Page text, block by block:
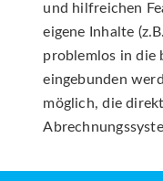
und hilfreichen
eigene Inhalte
problemlos in die
eingebunden
möglich, die